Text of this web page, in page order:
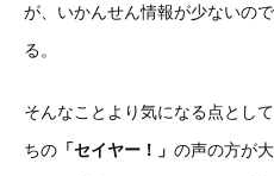
が、いかんせん情報が少ないの
る。
そんなことより気になる点とし
ちの 「セイヤー！」 の声の方が